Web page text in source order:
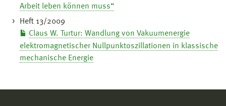
Arbeit leben können muss“
Heft 13/2009
Claus W. Turtur: Wandlung von Vakuumenergie
elektromagnetischer Nullpunktoszillationen in klassische
mechanische Energie